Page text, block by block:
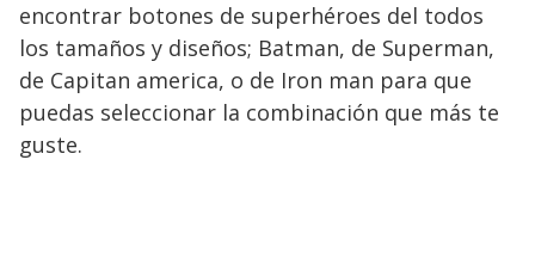
encontrar botones de superhéroes del todos
los tamaños y diseños; Batman, de Superman,
de Capitan america, o de Iron man para que
puedas seleccionar la combinación que más te
guste.